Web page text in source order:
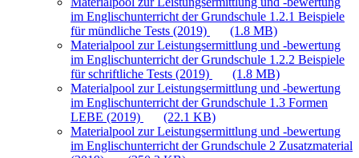
im Englischunterricht der Grundschule 1.2.1 Beispiele
für mündliche Tests (2019)
(1.8 MB)
Materialpool zur Leistungsermittlung und -bewertung
im Englischunterricht der Grundschule 1.2.2 Beispiele
für schriftliche Tests (2019)
(1.8 MB)
Materialpool zur Leistungsermittlung und -bewertung
im Englischunterricht der Grundschule 1.3 Formen
LEBE (2019)
(22.1 KB)
Materialpool zur Leistungsermittlung und -bewertung
im Englischunterricht der Grundschule 2 Zusatzmaterial